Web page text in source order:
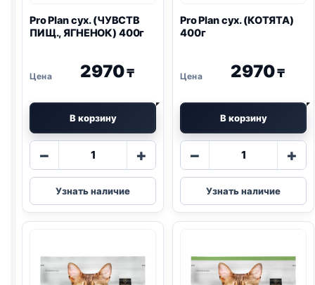
Pro Planсух. (ЧУВСТВ
ПИЩ., ЯГНЕНОК) 400г
2970₸
В корзину
−
Количество
Pro
Plan
сух.
ЯГНЕНОК)
400г
+
Узнать наличие
Pro Planсух. (КОТЯТА)
400г
2970₸
В корзину
−
Количество
Pro
Plan
сух.
+
Узнать наличие